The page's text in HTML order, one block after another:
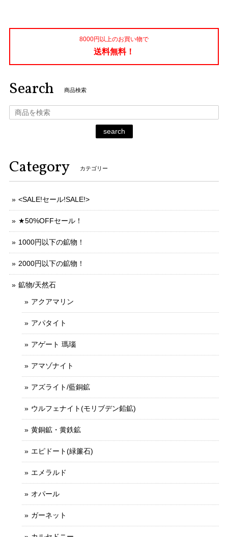
8000円以上のお買い物で
送料無料！
Search 商品検索
search
Category カテゴリー
<SALE!セール!SALE!>
★50%OFFセール！
1000円以下の鉱物！
2000円以下の鉱物！
鉱物/天然石
アクアマリン
アパタイト
アゲート 瑪瑙
アマゾナイト
アズライト/藍銅鉱
ウルフェナイト(モリブデン鉛鉱)
黄銅鉱・黄鉄鉱
エピドート(緑簾石)
エメラルド
オパール
ガーネット